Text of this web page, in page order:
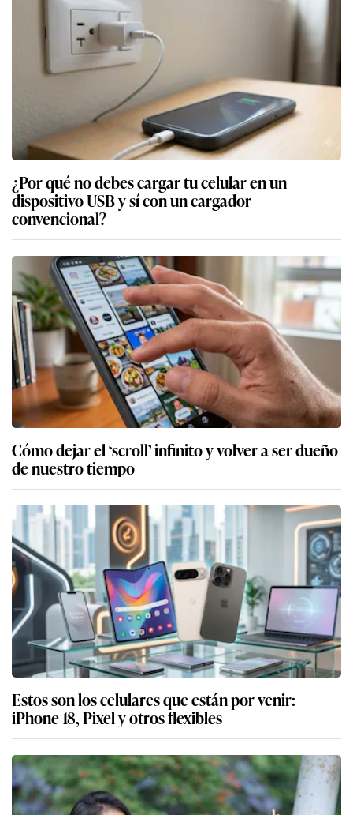
¿Por qué no debes cargar tu celular en un
dispositivo USB y sí con un cargador
convencional?
Cómo dejar el ‘scroll’ infinito y volver a ser dueño
de nuestro tiempo
Estos son los celulares que están por venir:
iPhone 18, Pixel y otros flexibles